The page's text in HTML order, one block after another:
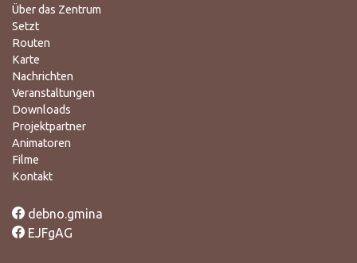
Über das Zentrum
Setzt
Routen
Karte
Nachrichten
Veranstaltungen
Downloads
Projektpartner
Animatoren
Filme
Kontakt
debno.gmina
EJFgAG